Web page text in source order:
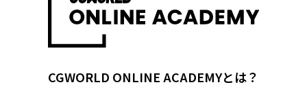
CGWORLD ONLINE ACADEMYとは？